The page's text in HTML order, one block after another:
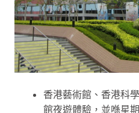
香港藝術館、香港科
館夜遊體驗，並喺星